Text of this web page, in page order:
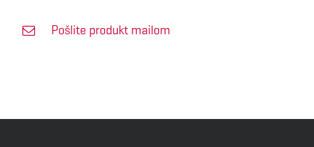
Pošlite produkt mailom